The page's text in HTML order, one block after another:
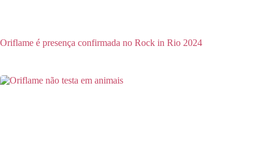
Oriflame é presença confirmada no Rock in Rio 2024